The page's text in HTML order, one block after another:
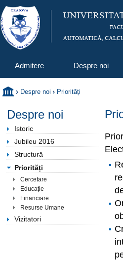
Admitere Despre noi
Despre noi Priorități
Despre noi
Istoric
Jubileu 2016
Structură
Priorități
Cercetare
Educație
Financiare
Resurse Umane
Vizitatori